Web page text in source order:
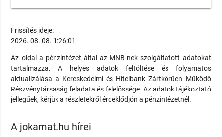
Frissítés ideje:
2026. 08. 08. 1:26:01
Az oldal a pénzintézet által az MNB-nek szolgáltatott adatokat
tartalmazza. A helyes adatok feltöltése és folyamatos
aktualizálása a Kereskedelmi és Hitelbank Zártkörűen Működő
Részvénytársaság feladata és felelőssége. Az adatok tájékoztató
jellegűek, kérjük a részletekről érdeklődjön a pénzintézetnél.
A jokamat.hu hírei